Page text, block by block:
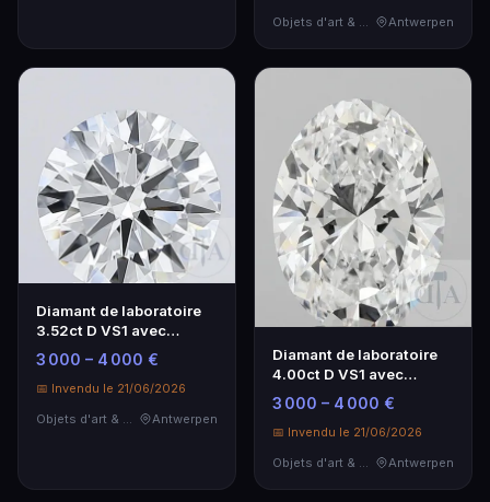
Objets d'art & Curiosités
Antwerpen
Diamant de laboratoire
3.52ct D VS1 avec
certificat IGI
3 000 – 4 000 €
📅 Invendu le 21/06/2026
Objets d'art & Curiosités
Antwerpen
Diamant de laboratoire
4.00ct D VS1 avec
certificat IGI
3 000 – 4 000 €
📅 Invendu le 21/06/2026
Objets d'art & Curiosités
Antwerpen